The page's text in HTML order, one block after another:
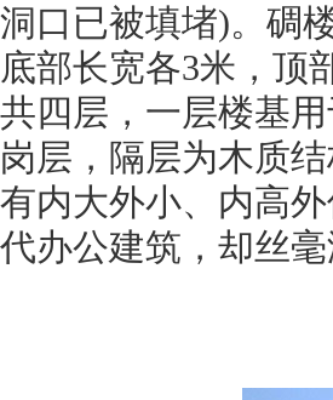
洞口已被填堵)。碉
底部长宽各3米，顶
共四层，一层楼基
岗层，隔层为木质
有内大外小、内高
代办公建筑，却丝